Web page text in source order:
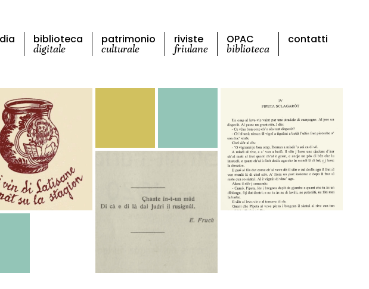
biblioteca
digitale
patrimonio
culturale
riviste
friulane
OPAC
biblioteca
contatti